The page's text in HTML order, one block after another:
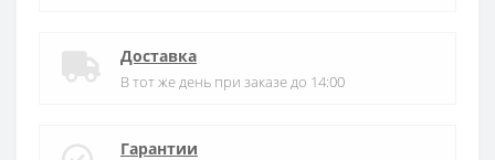
Доставка
В тот же день при заказе до 14:00
Гарантии